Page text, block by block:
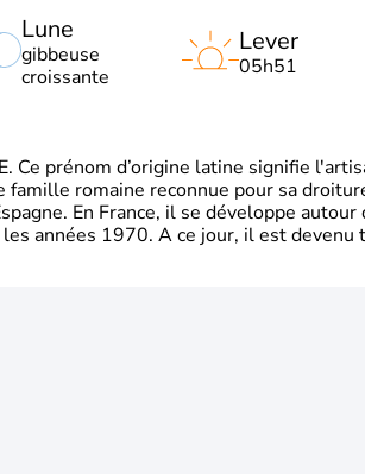
Lune
gibbeuse
croissante
Lever
05h51
Ce prénom d’origine latine signifie
famille romaine reconnue pour sa
En France, il se développe autour
les années 1970. A ce jour, il est devenu